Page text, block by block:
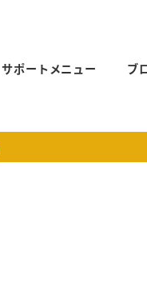
サポートメニュー ブ